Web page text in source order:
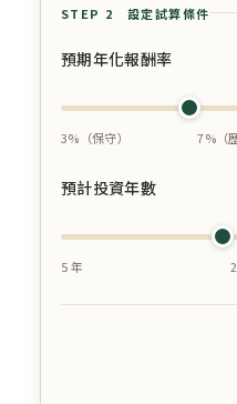
STEP 2 設定試算條件
預期年化報酬率
3%（保守） 7%（
預計投資年數
5 年